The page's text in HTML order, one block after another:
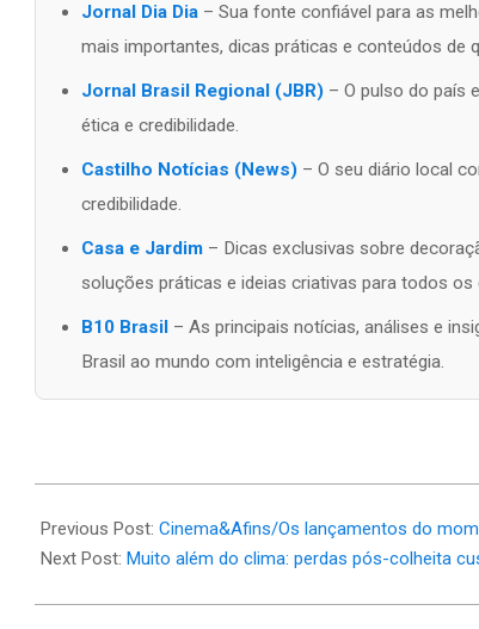
Jornal Dia Dia – Sua fonte confiável para as
mais importantes, dicas práticas e conteúdos de
Jornal Brasil Regional (JBR) – O pulso do país
ética e credibilidade.
Castilho Notícias (News) – O seu diário local
credibilidade.
Casa e Jardim – Dicas exclusivas sobre
soluções práticas e ideias criativas para todos
B10 Brasil – As principais notícias, análises e
Brasil ao mundo com inteligência e estratégia.
06-
18
Previous Post: Cinema&Afins/Os lançamentos do
Next Post: Muito além do clima: perdas pós-colheita